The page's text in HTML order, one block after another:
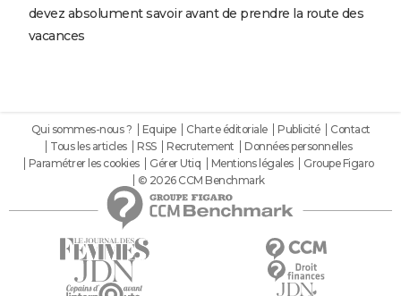
devez absolument savoir avant de prendre la route des
vacances
Qui sommes-nous ? Equipe Charte éditoriale Publicité
Contact
Tous les articles
RSS Recrutement
Données personnelles
Paramétrer les cookies
Gérer Utiq Mentions légales
Groupe Figaro
© 2026 CCM Benchmark